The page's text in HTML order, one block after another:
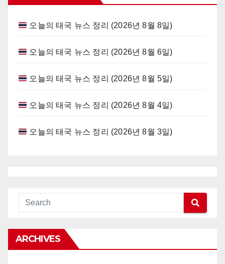
오늘의 태국 뉴스 정리 (2026년 8월 8일)
오늘의 태국 뉴스 정리 (2026년 8월 6일)
오늘의 태국 뉴스 정리 (2026년 8월 5일)
오늘의 태국 뉴스 정리 (2026년 8월 4일)
오늘의 태국 뉴스 정리 (2026년 8월 3일)
ARCHIVES